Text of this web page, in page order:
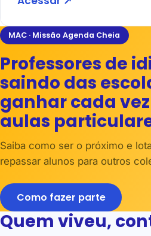
MAC · Missão Agenda Cheia
Professores de
saindo das
ganhar cada
aulas
Saiba como ser o próximo e
repassar alunos para outros
Como fazer parte
Quem viveu,